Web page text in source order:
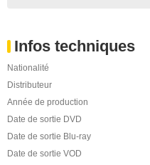
Infos techniques
Nationalité
Distributeur
Année de production
Date de sortie DVD
Date de sortie Blu-ray
Date de sortie VOD